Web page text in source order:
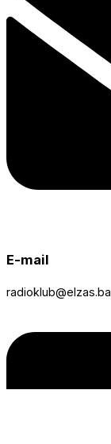
E-mail
radioklub@elzas.ba